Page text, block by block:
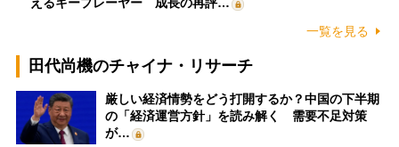
一覧を見る
田代尚機のチャイナ・リサーチ
厳しい経済情勢をどう打開するか？中国の下半期
の「経済運営方針」を読み解く 需要不足対策
が…